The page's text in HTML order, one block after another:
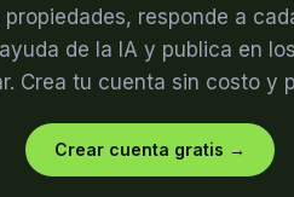
responde a
de la IA y publica en
Crea tu cuenta sin costo y
Crear cuenta gratis →